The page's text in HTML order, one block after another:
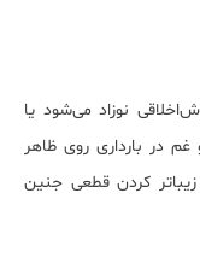
نوزاد می‌شود یا
در بارداری روی ظاهر
زیباتر کردن قطعی جنین